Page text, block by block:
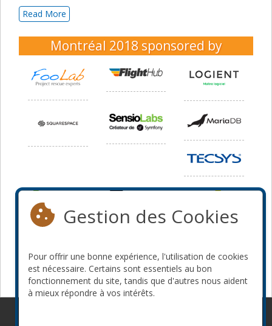
Read More
Montréal 2018 sponsored by
Gestion des Cookies
Pour offrir une bonne expérience, l'utilisation de cookies
est nécessaire. Certains sont essentiels au bon
fonctionnement du site, tandis que d'autres nous aident
à mieux répondre à vos intérêts.